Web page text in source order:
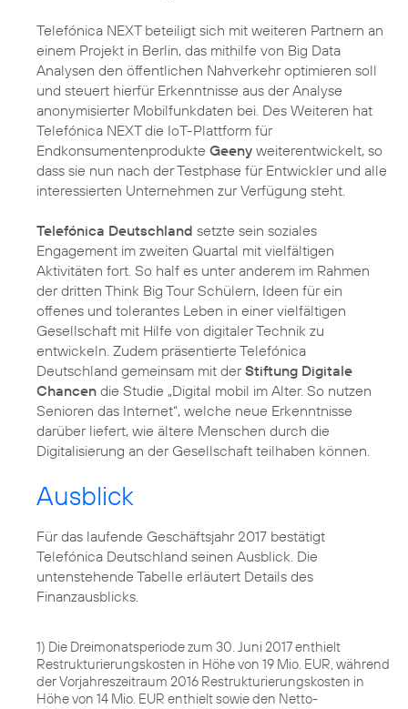
Telefónica NEXT beteiligt sich mit weiteren Partnern an
einem Projekt in Berlin, das mithilfe von Big Data
Analysen den öffentlichen Nahverkehr optimieren soll
und steuert hierfür Erkenntnisse aus der Analyse
anonymisierter Mobilfunkdaten bei. Des Weiteren hat
Telefónica NEXT die IoT-Plattform für
Endkonsumentenprodukte Geeny weiterentwickelt, so
dass sie nun nach der Testphase für Entwickler und alle
interessierten Unternehmen zur Verfügung steht.
Telefónica Deutschland setzte sein soziales
Engagement im zweiten Quartal mit vielfältigen
Aktivitäten fort. So half es unter anderem im Rahmen
der dritten Think Big Tour Schülern, Ideen für ein
offenes und tolerantes Leben in einer vielfältigen
Gesellschaft mit Hilfe von digitaler Technik zu
entwickeln. Zudem präsentierte Telefónica
Deutschland gemeinsam mit derStiftung Digitale
Chancen die Studie „Digital mobil im Alter. So nutzen
Senioren das Internet“, welche neue Erkenntnisse
darüber liefert, wie ältere Menschen durch die
Digitalisierung an der Gesellschaft teilhaben können.
Ausblick
Für das laufende Geschäftsjahr 2017 bestätigt
Telefónica Deutschland seinen Ausblick. Die
untenstehende Tabelle erläutert Details des
Finanzausblicks.
1) Die Dreimonatsperiode zum 30. Juni 2017 enthielt
Restrukturierungskosten in Höhe von 19 Mio. EUR, während
der Vorjahreszeitraum 2016 Restrukturierungskosten in
Höhe von 14 Mio. EUR enthielt sowie den Netto-